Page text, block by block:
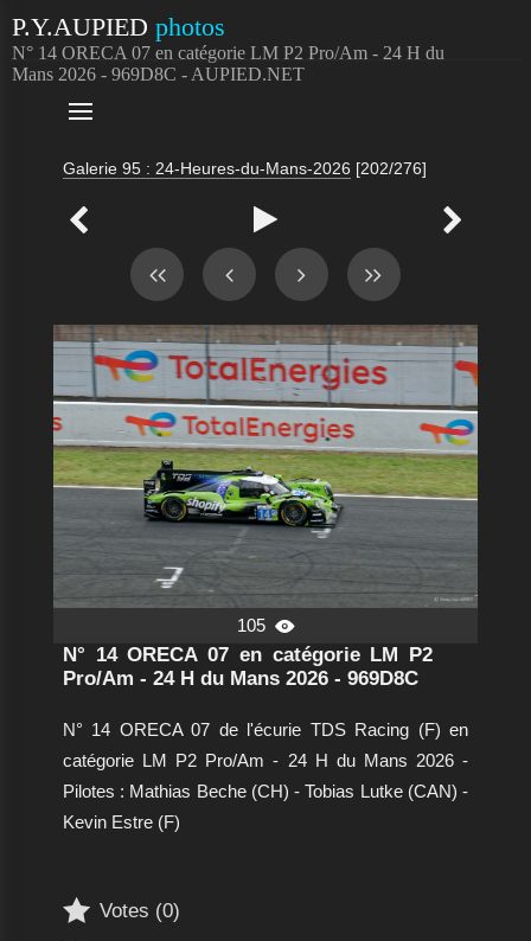
P.Y.AUPIED photos
N° 14 ORECA 07 en catégorie LM P2 Pro/Am - 24 H du
Mans 2026 - 969D8C - AUPIED.NET

Galerie 95 : 24-Heures-du-Mans-2026 [202/276]
  
105 
N° 14 ORECA 07 en catégorie LM P2
Pro/Am - 24 H du Mans 2026 - 969D8C
N° 14 ORECA 07 de l'écurie TDS Racing (F) en
catégorie LM P2 Pro/Am - 24 H du Mans 2026 -
Pilotes : Mathias Beche (CH) - Tobias Lutke (CAN) -
Kevin Estre (F)
 Votes (0)